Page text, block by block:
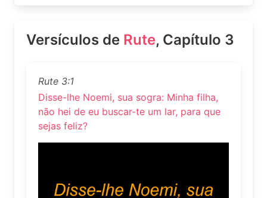
Versículos de Rute, Capítulo 3
Rute 3:1
Disse-lhe Noemi, sua sogra: Minha filha,
não hei de eu buscar-te um lar, para que
sejas feliz?